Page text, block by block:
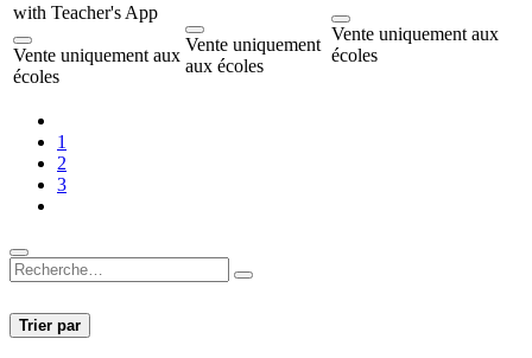
with Teacher's App
Vente uniquement aux
écoles
Vente uniquement
aux écoles
Vente uniquement aux
écoles
1
2
3
Trier par